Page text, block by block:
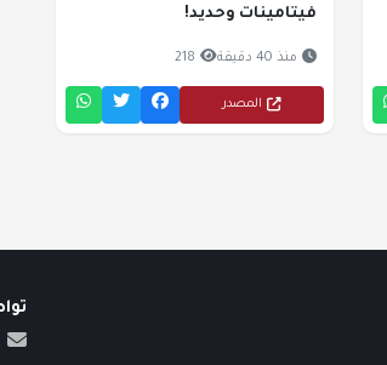
فيتامينات وحديد!
منذ 40 دقيقة 218
المصدر